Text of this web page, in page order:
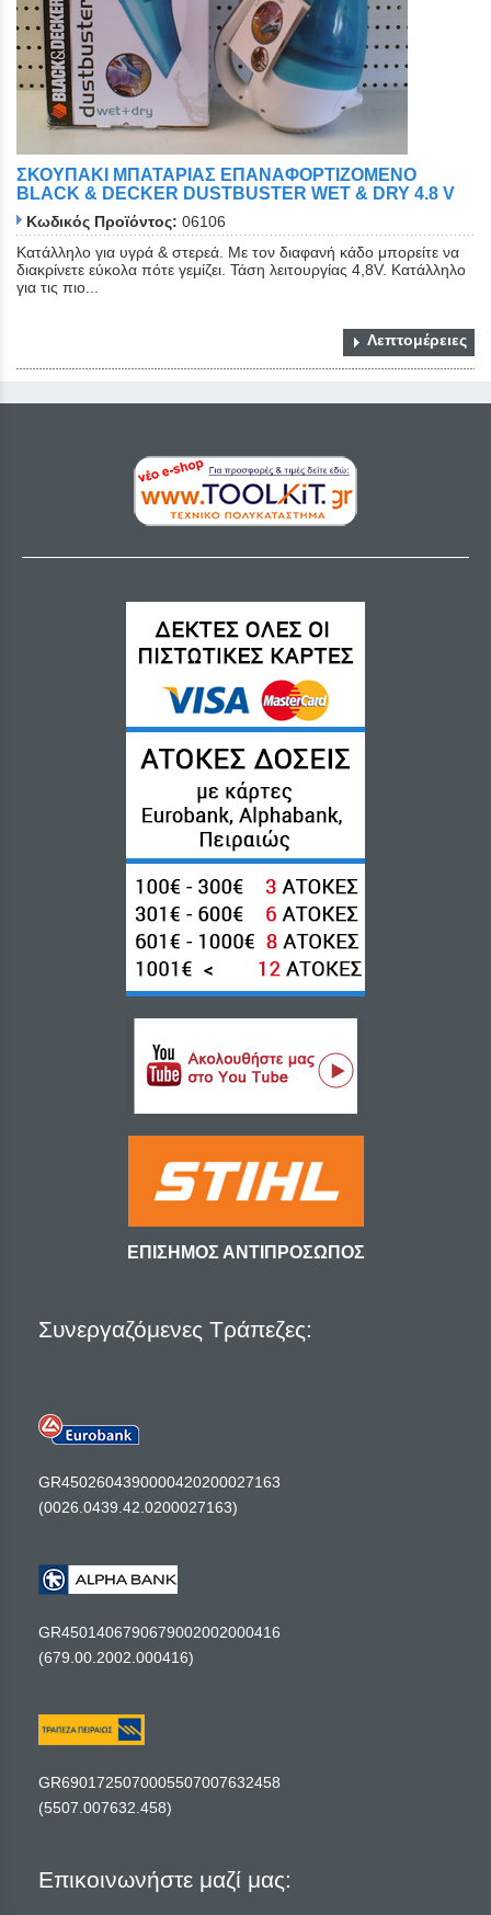
ΣΚΟΥΠΑΚΙ ΜΠΑΤΑΡΙΑΣ ΕΠΑΝΑΦΟΡΤΙΖΟΜΕΝΟ
BLACK & DECKER DUSTBUSTER WET & DRY 4.8 V
Κωδικός Προϊόντος: 06106
Κατάλληλο για υγρά & στερεά. Με τον διαφανή κάδο μπορείτε να
διακρίνετε εύκολα πότε γεμίζει. Τάση λειτουργίας 4,8V. Κατάλληλο
για τις πιο...
Λεπτομέρειες
ΕΠΙΣΗΜΟΣ ΑΝΤΙΠΡΟΣΩΠΟΣ
Συνεργαζόμενες Τράπεζες:
GR4502604390000420200027163
(0026.0439.42.0200027163)
GR4501406790679002002000416
(679.00.2002.000416)
GR6901725070005507007632458
(5507.007632.458)
Επικοινωνήστε μαζί μας: